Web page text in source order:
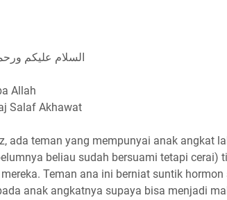
السلام عليكم
Allah
Salaf Akhawat
ada teman yang mempunyai anak angkat
beliau sudah bersuami tetapi cerai)
Teman ana ini berniat suntik
anak angkatnya supaya bisa menjadi